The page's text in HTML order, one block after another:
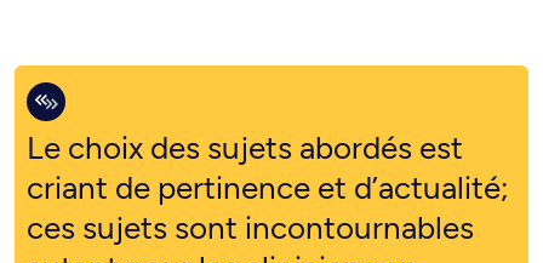
Le choix des sujets abordés est
criant de pertinence et d’actualité;
ces sujets sont incontournables